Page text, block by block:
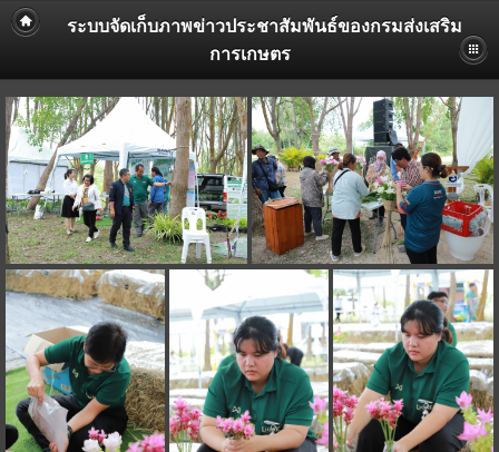
ระบบจัดเก็บภาพข่าวประชาสัมพันธ์ของกรมส่งเสริม
การเกษตร